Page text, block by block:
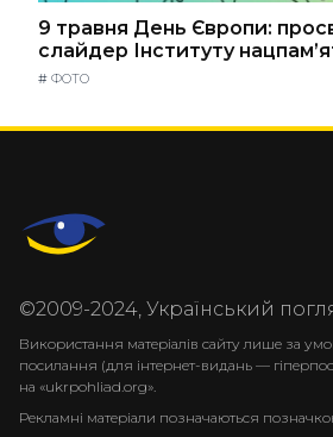
9 травня День Європи:
слайдер Інституту
# ФОТО
©2009-2024, Український
Використання матеріалів сайту лише за
посилання (для інтернет-видань —
на «ukrpohliad.org».
Рекламні матеріали позначаються